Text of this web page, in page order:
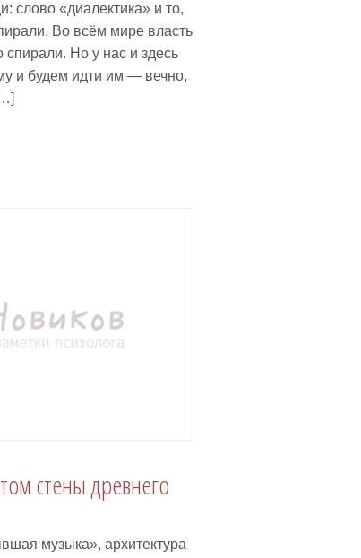
слово «диалектика» и то,
Во всём мире власть
спирали. Но у нас и здесь
и будем идти им — вечно,
стены древнего
музыка», архитектура